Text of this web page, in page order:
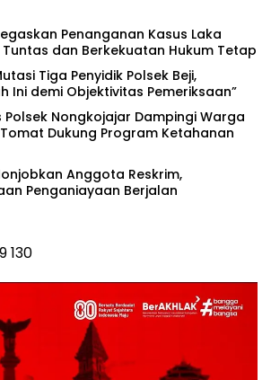
Penanganan Kasus Laka
Tuntas dan Berkekuatan Hukum Tetap
Tiga Penyidik Polsek Beji,
Ini demi Objektivitas Pemeriksaan”
Nongkojajar Dampingi Warga
Dukung Program Ketahanan
Anggota Reskrim,
Penganiayaan Berjalan
130